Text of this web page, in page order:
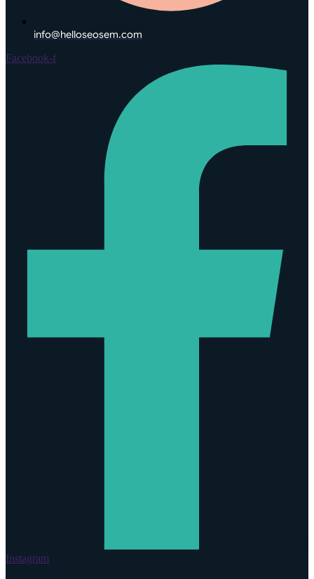
info@helloseosem.com
Facebook-f
Instagram